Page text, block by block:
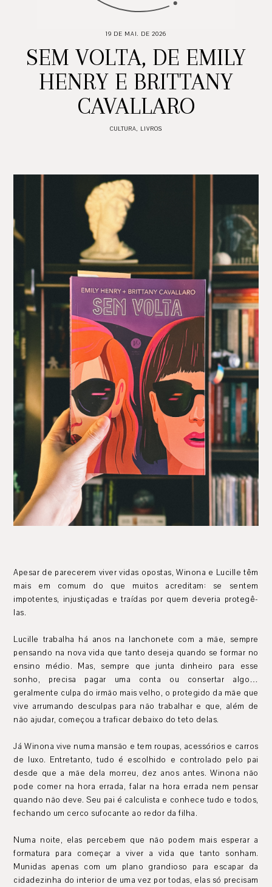
19 DE MAI. DE 2026
SEM VOLTA, DE EMILY
HENRY E BRITTANY
CAVALLARO
CULTURA, LIVROS
Apesar de parecerem viver vidas opostas, Winona e Lucille têm
mais em comum do que muitos acreditam: se sentem
impotentes, injustiçadas e traídas por quem deveria protegê-
las.
Lucille trabalha há anos na lanchonete com a mãe, sempre
pensando na nova vida que tanto deseja quando se formar no
ensino médio. Mas, sempre que junta dinheiro para esse
sonho, precisa pagar uma conta ou consertar algo…
geralmente culpa do irmão mais velho, o protegido da mãe que
vive arrumando desculpas para não trabalhar e que, além de
não ajudar, começou a traficar debaixo do teto delas.
Já Winona vive numa mansão e tem roupas, acessórios e carros
de luxo. Entretanto, tudo é escolhido e controlado pelo pai
desde que a mãe dela morreu, dez anos antes. Winona não
pode comer na hora errada, falar na hora errada nem pensar
quando não deve. Seu pai é calculista e conhece tudo e todos,
fechando um cerco sufocante ao redor da filha.
Numa noite, elas percebem que não podem mais esperar a
formatura para começar a viver a vida que tanto sonham.
Munidas apenas com um plano grandioso para escapar da
cidadezinha do interior de uma vez por todas, elas só precisam